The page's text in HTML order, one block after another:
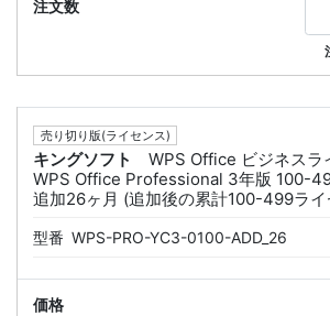
売り切り版(ライセンス)
キングソフト
WPS Office ビジネスラ
WPS Office Professional 3年版 100-
追加26ヶ月 (追加後の累計100-499ライ
型番 WPS-PRO-YC3-0100-ADD_26